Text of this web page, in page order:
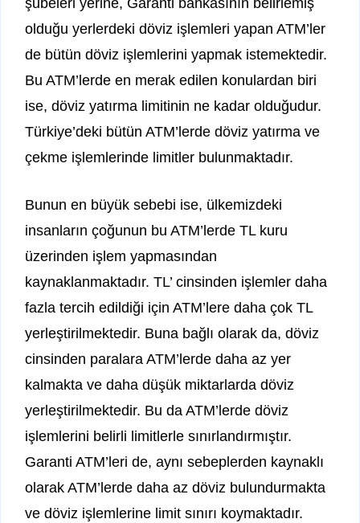
şubeleri yerine, Garanti bankasının belirlemiş
olduğu yerlerdeki döviz işlemleri yapan ATM’ler
de bütün döviz işlemlerini yapmak istemektedir.
Bu ATM’lerde en merak edilen konulardan biri
ise, döviz yatırma limitinin ne kadar olduğudur.
Türkiye’deki bütün ATM’lerde döviz yatırma ve
çekme işlemlerinde limitler bulunmaktadır.
Bunun en büyük sebebi ise, ülkemizdeki
insanların çoğunun bu ATM’lerde TL kuru
üzerinden işlem yapmasından
kaynaklanmaktadır. TL’ cinsinden işlemler daha
fazla tercih edildiği için ATM’lere daha çok TL
yerleştirilmektedir. Buna bağlı olarak da, döviz
cinsinden paralara ATM’lerde daha az yer
kalmakta ve daha düşük miktarlarda döviz
yerleştirilmektedir. Bu da ATM’lerde döviz
işlemlerini belirli limitlerle sınırlandırmıştır.
Garanti ATM’leri de, aynı sebeplerden kaynaklı
olarak ATM’lerde daha az döviz bulundurmakta
ve döviz işlemlerine limit sınırı koymaktadır.